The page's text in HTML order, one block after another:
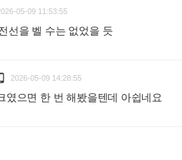
05-09 11:53:55
선을 벨 수는 없었을 듯
2026-05-09 14:28:55
였으면 한 번 해봤을텐데 아쉽네요